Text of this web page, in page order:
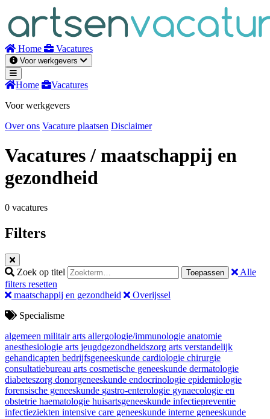
inhoud
Home Vacatures
Voor werkgevers
Home
Vacatures
Voor werkgevers
Over ons Vacature plaatsen Disclaimer
Vacatures/ maatschappij en
gezondheid
0 vacatures
Filters
Zoek op titel Toepassen
Alle
filters resetten
maatschappij en gezondheid
Overijssel
Specialisme
algemeen militair arts allergologie/immunologie anatomie
anesthesiologie arts jeugdgezondheidszorg arts verstandelijk
gehandicapten bedrijfsgeneeskunde cardiologie chirurgie
consultatiebureau arts cosmetische geneeskunde dermatologie
diabeteszorg donorgeneeskunde endocrinologie epidemiologie
forensische geneeskunde gastro-enterologie gynaecologie en
obstetrie haematologie huisartsgeneeskunde infectiepreventie
infectieziekten intensive care geneeskunde interne geneeskunde